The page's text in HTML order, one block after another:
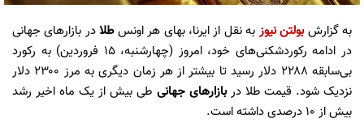
به گزارش بولتن نیوز به نقل از ایرنا، بهای هر اونسطلادر بازارهای جهانی
در ادامه رکوردشکنی‌های خود، امروز (چهارشنبه، ۱۵ فروردین) به رکورد
بی‌سابقه ۲۲۸۸ دلار رسید تا بیشتر از هر زمان دیگری به مرز ۲۳۰۰ دلار
نزدیک شود. قیمت طلا دربازارهای جهانی طی بیش از یک ماه اخیر رشد
بیش از ۱۰ درصدی داشته است.